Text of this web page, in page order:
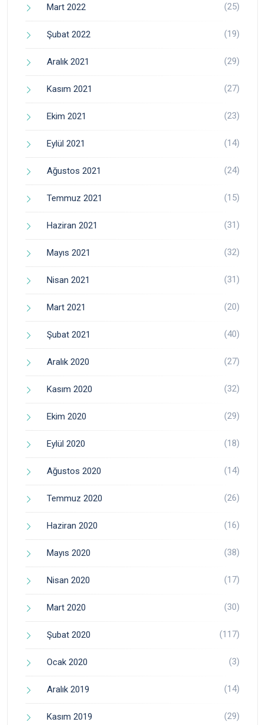
Mart 2022 (25)
Şubat 2022 (19)
Aralık 2021 (29)
Kasım 2021 (27)
Ekim 2021 (23)
Eylül 2021 (14)
Ağustos 2021 (24)
Temmuz 2021 (15)
Haziran 2021 (31)
Mayıs 2021 (32)
Nisan 2021 (31)
Mart 2021 (20)
Şubat 2021 (40)
Aralık 2020 (27)
Kasım 2020 (32)
Ekim 2020 (29)
Eylül 2020 (18)
Ağustos 2020 (14)
Temmuz 2020 (26)
Haziran 2020 (16)
Mayıs 2020 (38)
Nisan 2020 (17)
Mart 2020 (30)
Şubat 2020 (117)
Ocak 2020 (3)
Aralık 2019 (14)
Kasım 2019 (29)